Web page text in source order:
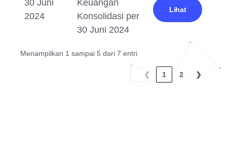
30 Juni
2024
Keuangan
Konsolidasi per
30 Juni 2024
Lihat
Menampilkan 1 sampai 5 dari 7 entri
❮ 1 2 ❯